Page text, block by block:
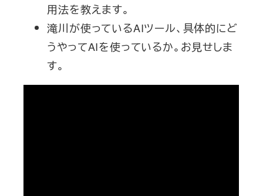
用法を教えます。
滝川が使っているAIツール、具体的にど
うやってAIを使っているか。お見せしま
す。